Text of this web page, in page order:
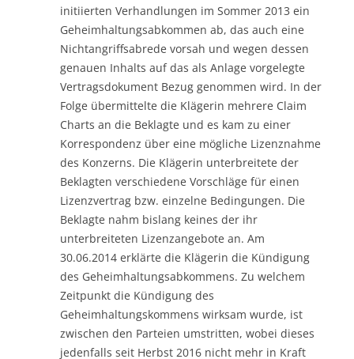
initiierten Verhandlungen im Sommer 2013 ein
Geheimhaltungsabkommen ab, das auch eine
Nichtangriffsabrede vorsah und wegen dessen
genauen Inhalts auf das als Anlage vorgelegte
Vertragsdokument Bezug genommen wird. In der
Folge übermittelte die Klägerin mehrere Claim
Charts an die Beklagte und es kam zu einer
Korrespondenz über eine mögliche Lizenznahme
des Konzerns. Die Klägerin unterbreitete der
Beklagten verschiedene Vorschläge für einen
Lizenzvertrag bzw. einzelne Bedingungen. Die
Beklagte nahm bislang keines der ihr
unterbreiteten Lizenzangebote an. Am
30.06.2014 erklärte die Klägerin die Kündigung
des Geheimhaltungsabkommens. Zu welchem
Zeitpunkt die Kündigung des
Geheimhaltungskommens wirksam wurde, ist
zwischen den Parteien umstritten, wobei dieses
jedenfalls seit Herbst 2016 nicht mehr in Kraft